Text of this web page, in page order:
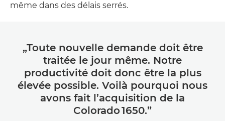
même dans des délais serrés.
„Toute nouvelle demande doit être
traitée le jour même. Notre
productivité doit donc être la plus
élevée possible. Voilà pourquoi nous
avons fait l’acquisition de la
Colorado 1650.”